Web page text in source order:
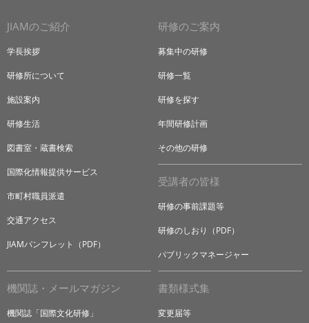
JIAMのご紹介
学長挨拶
研修所について
施設案内
研修生活
図書室・蔵書検索
国際化情報提供サービス
市町村職員派遣
交通アクセス
JIAMパンフレット（PDF）
研修のご案内
募集中の研修
研修一覧
研修を探す
年間研修計画
その他の研修
受講者の皆様
研修の事前課題等
研修のしおり（PDF）
パブリックマネージャー
機関誌・メールマガジン
機関誌「国際文化研修」
書類様式集
変更届等